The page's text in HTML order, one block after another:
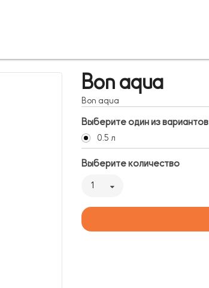
Bon aqua
Bon aqua
Выберите один из вариантов
0.5 л
Выберите количество
1